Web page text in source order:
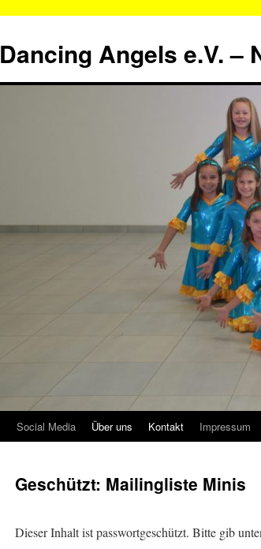
springen
Dancing Angels e.V. –
Social Media Über uns Kontakt Impressum
Geschützt: Mailingliste Minis
Dieser Inhalt ist passwortgeschützt. Bitte gib